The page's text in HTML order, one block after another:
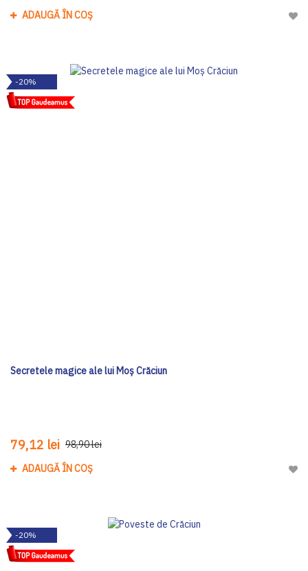
ADAUGĂ ÎN COȘ
-20%
Secretele magice ale lui Moş Crăciun
79,12 lei 98,90 lei
ADAUGĂ ÎN COȘ
-20%